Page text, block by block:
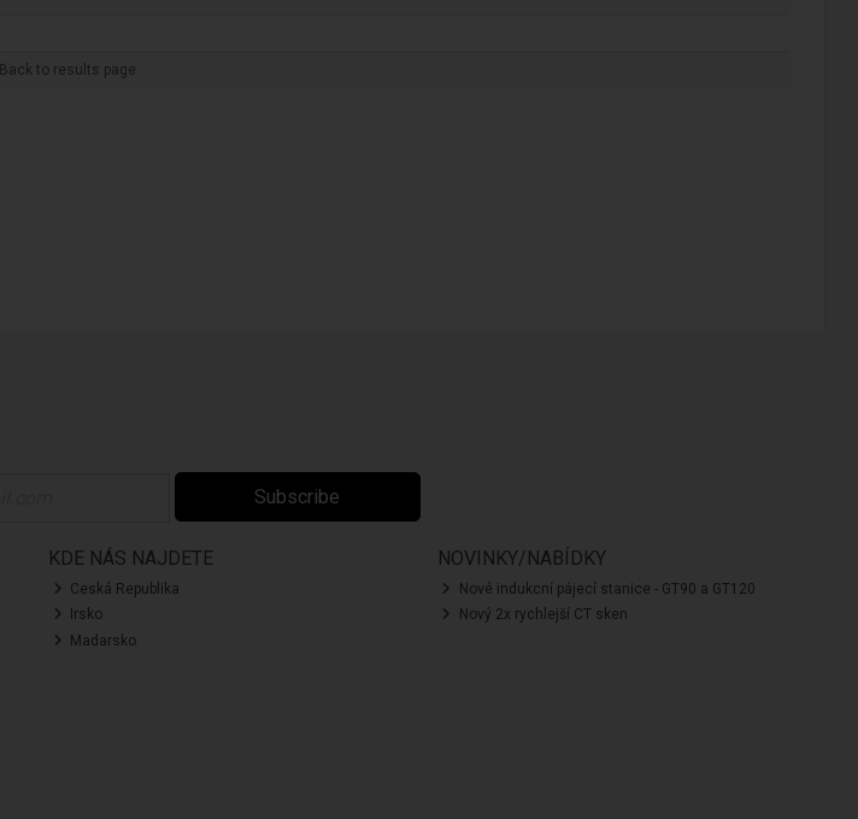
Back to results page
Subscribe
KDE NÁS NAJDETE
Ceská Republika
Irsko
Madarsko
NOVINKY/NABÍDKY
Nové indukcní pájecí stanice - GT90 a GT120
Nový 2x rychlejší CT sken